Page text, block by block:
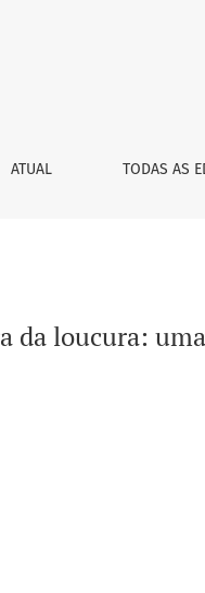
uma leitura
ATUAL TODAS AS
da loucura: